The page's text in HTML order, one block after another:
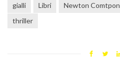
gialli Libri Newton Comtpon
thriller